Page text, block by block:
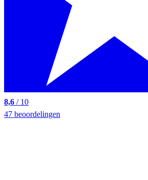
8,6 / 10
47 beoordelingen